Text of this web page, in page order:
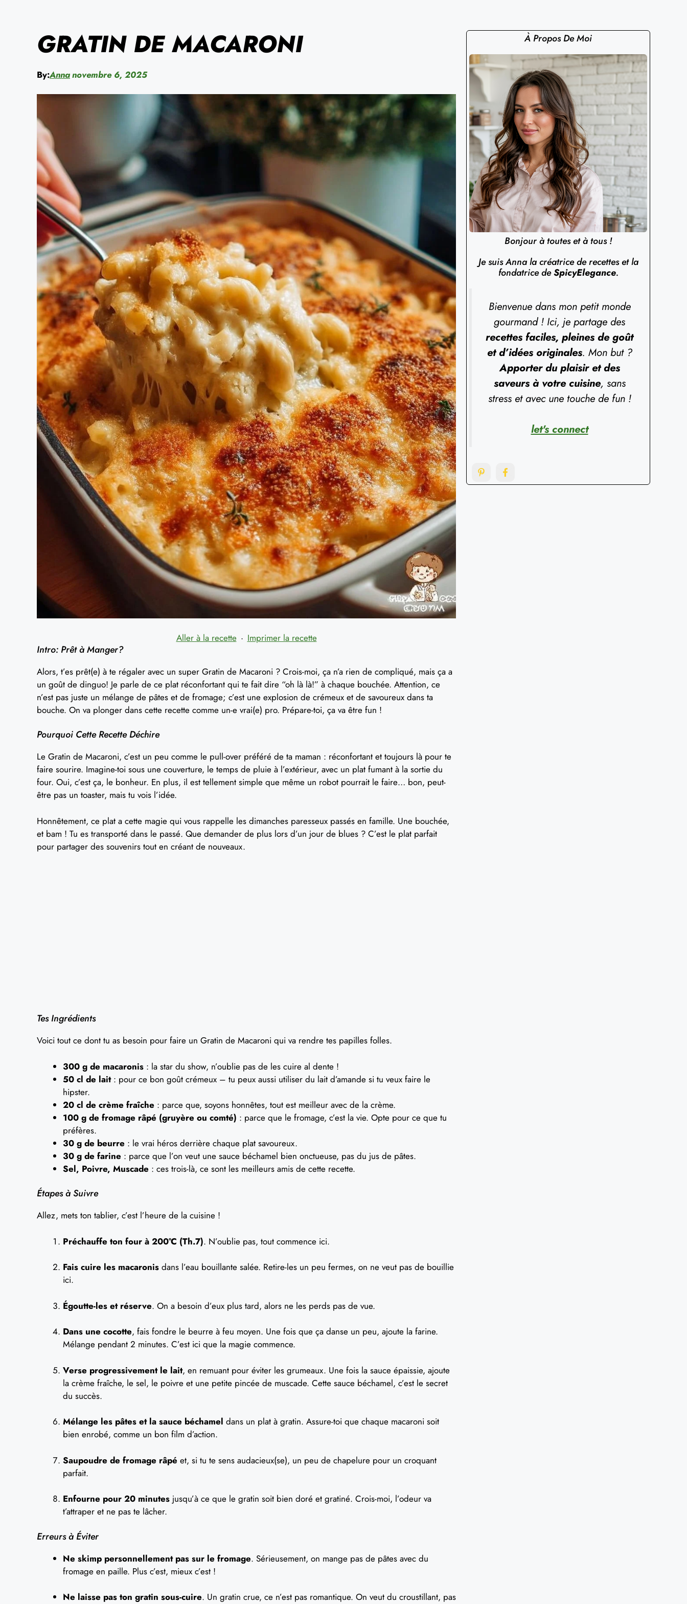
GRATIN DE MACARONI
By:Annanovembre 6, 2025
Aller à la recette · Imprimer la recette
Intro: Prêt à Manger?
Alors, t’es prêt(e) à te régaler avec un super Gratin de Macaroni ? Crois-moi, ça n’a rien de compliqué, mais ça a
un goût de dinguo! Je parle de ce plat réconfortant qui te fait dire “oh là là!” à chaque bouchée. Attention, ce
n’est pas juste un mélange de pâtes et de fromage; c’est une explosion de crémeux et de savoureux dans ta
bouche. On va plonger dans cette recette comme un-e vrai(e) pro. Prépare-toi, ça va être fun !
Pourquoi Cette Recette Déchire
Le Gratin de Macaroni, c’est un peu comme le pull-over préféré de ta maman : réconfortant et toujours là pour te
faire sourire. Imagine-toi sous une couverture, le temps de pluie à l’extérieur, avec un plat fumant à la sortie du
four. Oui, c’est ça, le bonheur. En plus, il est tellement simple que même un robot pourrait le faire… bon, peut-
être pas un toaster, mais tu vois l’idée.
Honnêtement, ce plat a cette magie qui vous rappelle les dimanches paresseux passés en famille. Une bouchée,
et bam ! Tu es transporté dans le passé. Que demander de plus lors d’un jour de blues ? C’est le plat parfait
pour partager des souvenirs tout en créant de nouveaux.
Tes Ingrédients
Voici tout ce dont tu as besoin pour faire un Gratin de Macaroni qui va rendre tes papilles folles.
300 g de macaronis : la star du show, n’oublie pas de les cuire al dente !
50 cl de lait: pour ce bon goût crémeux – tu peux aussi utiliser du lait d’amande si tu veux faire le
hipster.
20 cl de crème fraîche : parce que, soyons honnêtes, tout est meilleur avec de la crème.
100 g de fromage râpé (gruyère ou comté) : parce que le fromage, c’est la vie. Opte pour ce que tu
préfères.
30 g de beurre : le vrai héros derrière chaque plat savoureux.
30 g de farine : parce que l’on veut une sauce béchamel bien onctueuse, pas du jus de pâtes.
Sel, Poivre, Muscade : ces trois-là, ce sont les meilleurs amis de cette recette.
Étapes à Suivre
Allez, mets ton tablier, c’est l’heure de la cuisine !
Préchauffe ton four à 200°C (Th.7). N’oublie pas, tout commence ici.
Fais cuire les macaronis dans l’eau bouillante salée. Retire-les un peu fermes, on ne veut pas de bouillie
ici.
Égoutte-les et réserve. On a besoin d’eux plus tard, alors ne les perds pas de vue.
Dans une cocotte, fais fondre le beurre à feu moyen. Une fois que ça danse un peu, ajoute la farine.
Mélange pendant 2 minutes. C’est ici que la magie commence.
Verse progressivement le lait, en remuant pour éviter les grumeaux. Une fois la sauce épaissie, ajoute
la crème fraîche, le sel, le poivre et une petite pincée de muscade. Cette sauce béchamel, c’est le secret
du succès.
Mélange les pâtes et la sauce béchamel dans un plat à gratin. Assure-toi que chaque macaroni soit
bien enrobé, comme un bon film d’action.
Saupoudre de fromage râpé et, si tu te sens audacieux(se), un peu de chapelure pour un croquant
parfait.
Enfourne pour 20 minutes jusqu’à ce que le gratin soit bien doré et gratiné. Crois-moi, l’odeur va
t’attraper et ne pas te lâcher.
Erreurs à Éviter
Ne skimp personnellement pas sur le fromage. Sérieusement, on mange pas de pâtes avec du
fromage en paille. Plus c’est, mieux c’est !
Ne laisse pas ton gratin sous-cuire. Un gratin crue, ce n’est pas romantique. On veut du croustillant, pas
À Propos De Moi
Bonjour à toutes et à tous !
Je suis Anna la créatrice de recettes et la
fondatrice deSpicyElegance.
Bienvenue dans mon petit monde
gourmand ! Ici, je partage des
recettes faciles, pleines de goût
et d’idées originales. Mon but ?
Apporter du plaisir et des
saveurs à votre cuisine, sans
stress et avec une touche de fun !
let's connect